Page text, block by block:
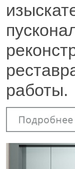
работы.